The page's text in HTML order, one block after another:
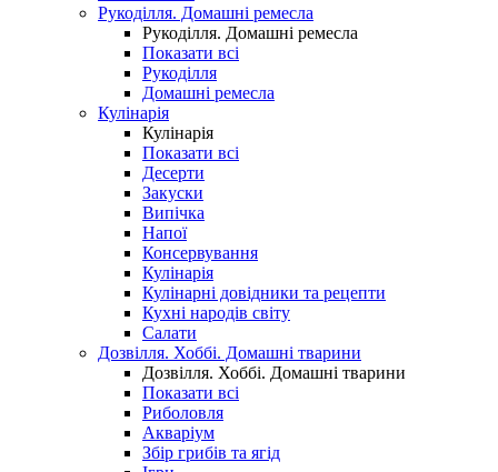
Рукоділля. Домашні ремесла
Рукоділля. Домашні ремесла
Показати всі
Рукоділля
Домашні ремесла
Кулінарія
Кулінарія
Показати всі
Десерти
Закуски
Випічка
Напої
Консервування
Кулінарія
Кулінарні довідники та рецепти
Кухні народів світу
Салати
Дозвілля. Хоббі. Домашні тварини
Дозвілля. Хоббі. Домашні тварини
Показати всі
Риболовля
Акваріум
Збір грибів та ягід